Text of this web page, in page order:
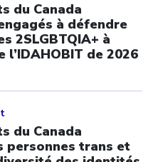
du Canada
à défendre
2SLGBTQIA+ à
l’IDAHOBIT de 2026
du Canada
personnes trans et